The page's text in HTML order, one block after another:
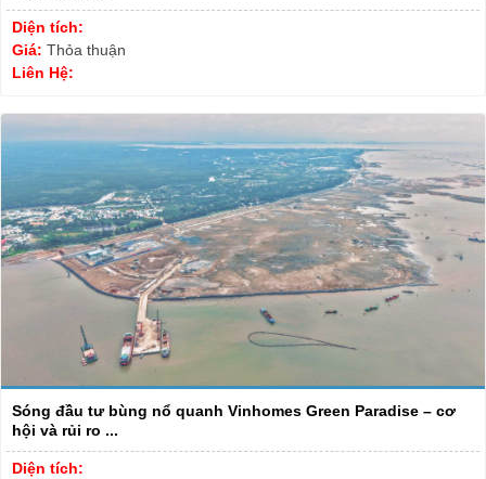
Diện tích:
Giá: Thỏa thuận
Liên Hệ:
Sóng đầu tư bùng nổ quanh Vinhomes Green Paradise – cơ
hội và rủi ro ...
Diện tích: